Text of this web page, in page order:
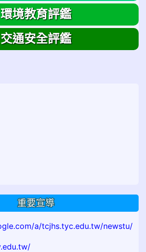
環境教育評鑑
交通安全評鑑
重要宣導